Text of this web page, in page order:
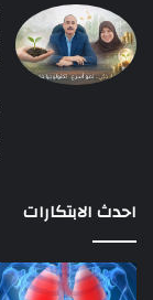
احدث الابتكارات